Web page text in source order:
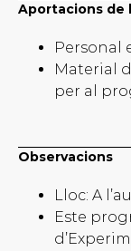
Aportacions de
Personal
Material
per al
Observacions
Lloc: A
Este